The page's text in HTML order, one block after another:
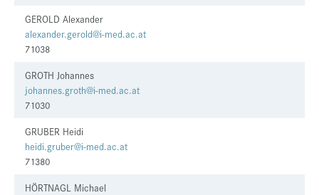
GEROLD Alexander
alexander.gerold@i-med.ac.at
71038
GROTH Johannes
johannes.groth@i-med.ac.at
71030
GRUBER Heidi
heidi.gruber@i-med.ac.at
71380
HÖRTNAGL Michael